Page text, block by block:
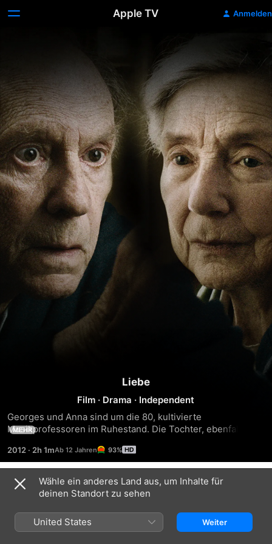
Apple TV Anmelden
Liebe
Film · Drama · Independent
Georges und Anna sind um die 80, kultivierte
Musikprofessoren im Ruhestand. Die Tochter, ebenfalls
hat Anna einen Anfall - Beginn einer Bewährungsprobe für
die Liebe der beiden.
MEHR
2012 · 2h 1m 93%
Trailer
Wähle ein anderes Land aus, um Inhalte für
deinen Standort zu sehen
United States Weiter